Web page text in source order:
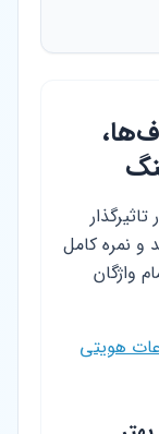
تاثیرگذار
و نمره کامل
واژگان
هویتی